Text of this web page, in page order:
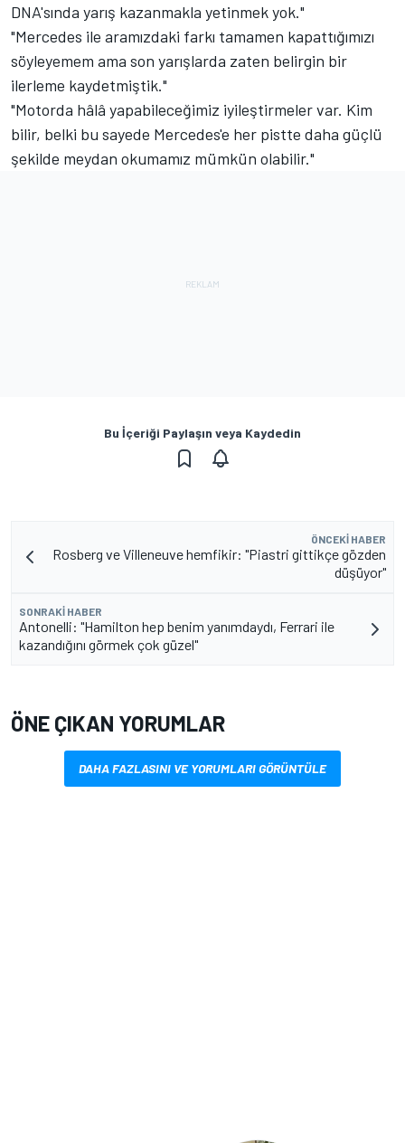
DNA'sında yarış kazanmakla yetinmek yok."
"Mercedes ile aramızdaki farkı tamamen kapattığımızı
söyleyemem ama son yarışlarda zaten belirgin bir
ilerleme kaydetmiştik."
"Motorda hâlâ yapabileceğimiz iyileştirmeler var. Kim
bilir, belki bu sayede Mercedes'e her pistte daha güçlü
şekilde meydan okumamız mümkün olabilir."
Bu İçeriği Paylaşın veya Kaydedin
ÖNCEKI HABER
Rosberg ve Villeneuve hemfikir: "Piastri gittikçe gözden
düşüyor"
SONRAKI HABER
Antonelli: "Hamilton hep benim yanımdaydı, Ferrari ile
kazandığını görmek çok güzel"
ÖNE ÇIKAN YORUMLAR
DAHA FAZLASINI VE YORUMLARI GÖRÜNTÜLE